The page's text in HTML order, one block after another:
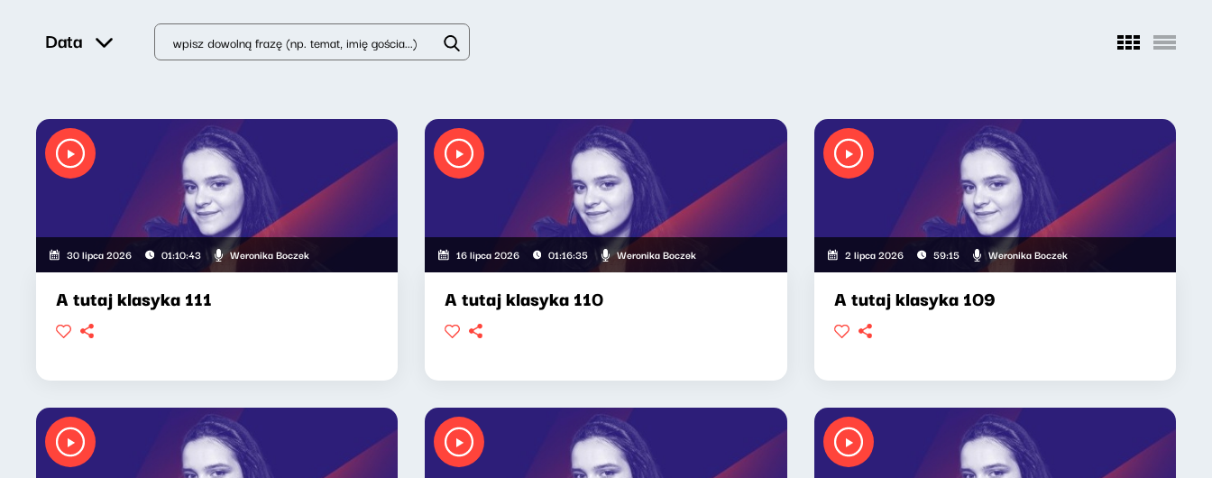
Data
30 lipca 2026 01:10:43 Weronika Boczek
A tutaj klasyka 111
16 lipca 2026 01:16:35 Weronika Boczek
A tutaj klasyka 110
2 lipca 2026 59:15 Weronika Boczek
A tutaj klasyka 109